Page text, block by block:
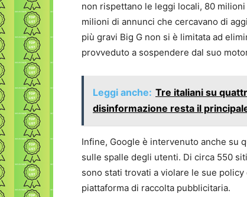
non rispettano le leggi locali, 80
milioni di annunci che cercavano di
più gravi Big G non si è limitata ad
provveduto a sospendere dal suo
Leggi anche: Tre italiani su
disinformazione resta il
Infine, Google è intervenuto anche su
sulle spalle degli utenti. Di circa 550
sono stati trovati a violare le sue
piattaforma di raccolta pubblicitaria.